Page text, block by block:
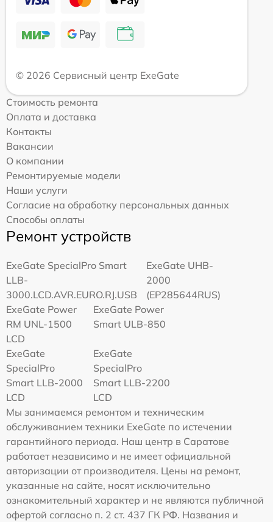
© 2026 Сервисный центр ExeGate
Стоимость ремонта
Оплата и доставка
Контакты
Вакансии
О компании
Ремонтируемые модели
Наши услуги
Согласие на обработку персональных данных
Способы оплаты
Ремонт устройств
ExeGate SpecialPro Smart
LLB-
3000.LCD.AVR.EURO.RJ.USB
ExeGate UHB-
2000
(EP285644RUS)
ExeGate Power
RM UNL-1500
LCD
ExeGate Power
Smart ULB-850
ExeGate
SpecialPro
Smart LLB-2000
LCD
ExeGate
SpecialPro
Smart LLB-2200
LCD
Мы занимаемся ремонтом и техническим
обслуживанием техники ExeGate по истечении
гарантийного периода. Наш центр в Саратове
работает независимо и не имеет официальной
авторизации от производителя. Цены на ремонт,
указанные на сайте, носят исключительно
ознакомительный характер и не являются публичной
офертой согласно п. 2 ст. 437 ГК РФ. Названия и